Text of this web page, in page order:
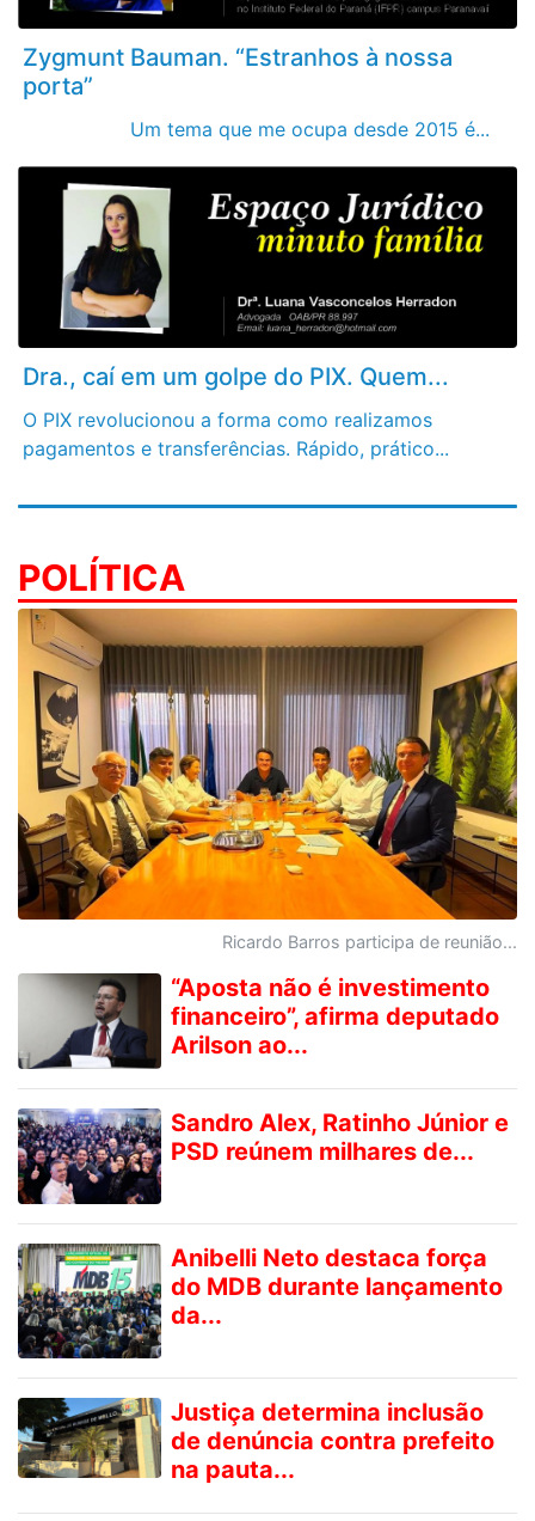
Zygmunt Bauman. “Estranhos à nossa
porta”
Um tema que me ocupa desde 2015 é...
Dra., caí em um golpe do PIX. Quem...
O PIX revolucionou a forma como realizamos
pagamentos e transferências. Rápido, prático...
POLÍTICA
Ricardo Barros participa de reunião...
“Aposta não é investimento
financeiro”, afirma deputado
Arilson ao...
Sandro Alex, Ratinho Júnior e
PSD reúnem milhares de...
Anibelli Neto destaca força
do MDB durante lançamento
da...
Justiça determina inclusão
de denúncia contra prefeito
na pauta...